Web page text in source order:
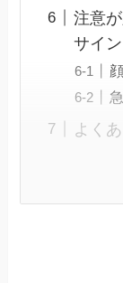
注意
サイン
よく